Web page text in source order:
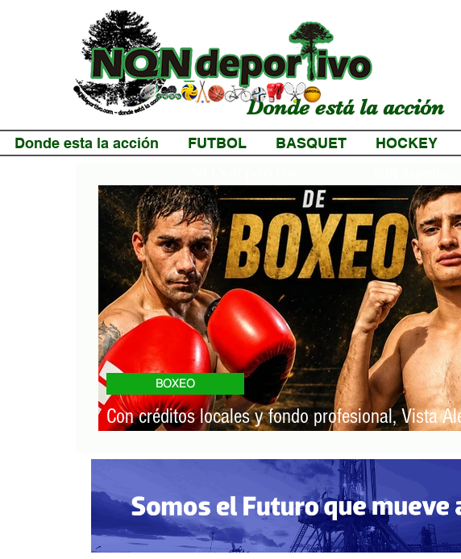
Donde está la acción
Donde esta la acción FUTBOL BASQUET HOCKEY
Con créditos locales y fondo profesional, Vista
BOXEO